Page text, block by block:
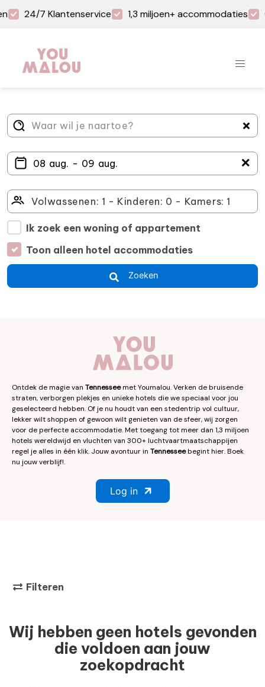
24/7 Klantenservice 1,3 miljoen+ accommodaties
＋
Ik zoek een woning of appartement
Toon alleen hotel accommodaties
Zoeken
Ontdek de magie van Tennesseemet Youmalou. Verken de bruisende
straten, verborgen plekjes en unieke hotels die we speciaal voor jou
geselecteerd hebben. Of je nu houdt van een stedentrip vol cultuur,
lekker wilt shoppen of gewoon wilt genieten van de sfeer, wij zorgen
voor de perfecte accommodatie. Met toegang tot meer dan 1,3 miljoen
hotels wereldwijd en vluchten van 300+ luchtvaartmaatschappijen
regel je alles in één klik. Jouw avontuur in Tennesseebegint hier. Boek
nu jouw verblijf!.
Log in
Filteren
Wij hebben geen hotels gevonden
die voldoen aan jouw
zoekopdracht